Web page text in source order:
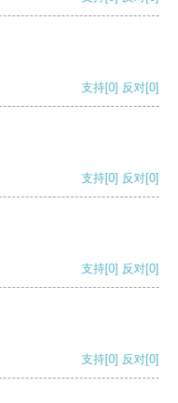
支持[0] 反对[0]
支持[0] 反对[0]
支持[0] 反对[0]
支持[0] 反对[0]